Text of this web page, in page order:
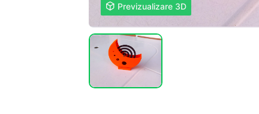
 Previzualizare 3D